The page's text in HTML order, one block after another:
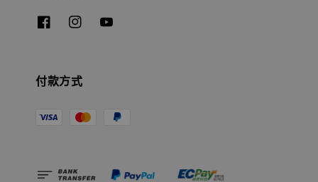
付款方式